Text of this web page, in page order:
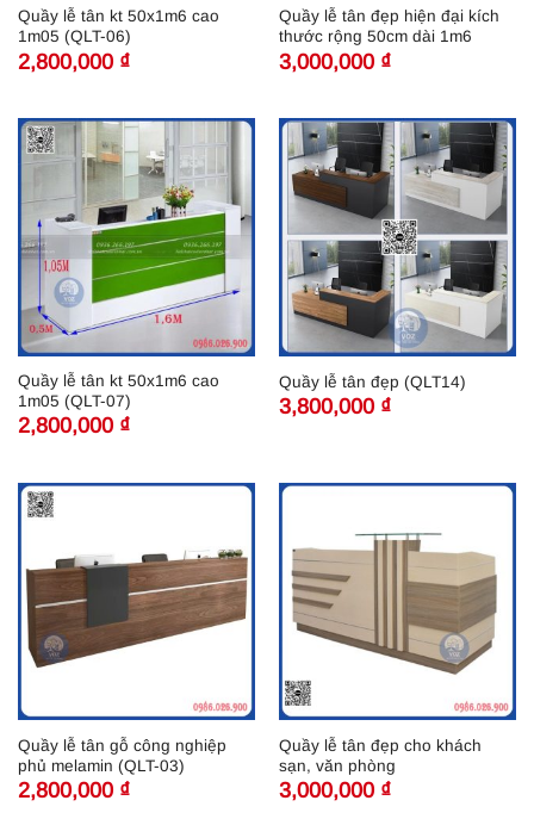
Quầy lễ tân kt 50x1m6 cao
1m05 (QLT-06)
2,800,000 ₫
Quầy lễ tân đẹp hiện đại kích
thước rộng 50cm dài 1m6
3,000,000 ₫
Quầy lễ tân kt 50x1m6 cao
1m05 (QLT-07)
2,800,000 ₫
Quầy lễ tân đẹp (QLT14)
3,800,000 ₫
Quầy lễ tân gỗ công nghiệp
phủ melamin (QLT-03)
2,800,000 ₫
Quầy lễ tân đẹp cho khách
sạn, văn phòng
3,000,000 ₫